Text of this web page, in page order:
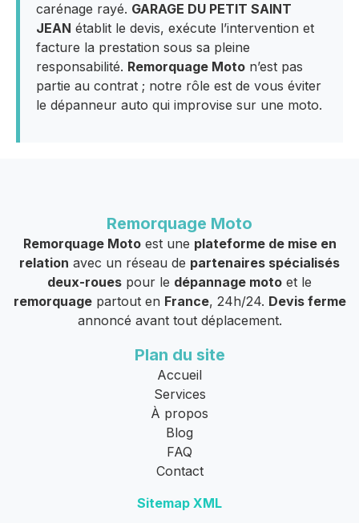
carénage rayé. GARAGE DU PETIT SAINT
JEAN établit le devis, exécute l’intervention et
facture la prestation sous sa pleine
responsabilité. Remorquage Moto n’est pas
partie au contrat ; notre rôle est de vous éviter
le dépanneur auto qui improvise sur une moto.
Remorquage Moto
Remorquage Motoest une plateforme de mise en
relation avec un réseau de partenaires spécialisés
deux-roues pour le dépannage moto et le
remorquagepartout en France, 24h/24. Devis ferme
annoncé avant tout déplacement.
Plan du site
Accueil
Services
À propos
Blog
FAQ
Contact
Sitemap XML